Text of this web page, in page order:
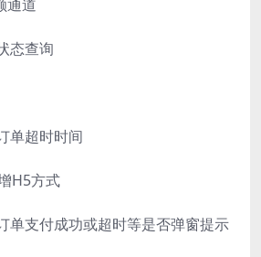
通道
态查询
单超时时间
H5方式
单支付成功或超时等是否弹窗提示